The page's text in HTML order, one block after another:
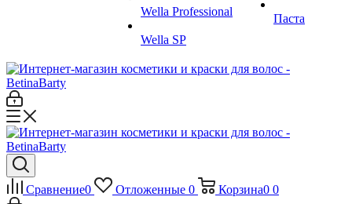
Wella Professional
Wella SP
Паста
Сравнение0 Отложенные 0 Корзина0 0